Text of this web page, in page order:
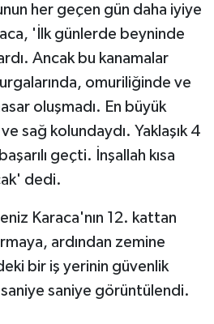
her geçen gün daha iyiye
'İlk günlerde beyninde
Ancak bu kanamalar
omuriliğinde ve
oluşmadı. En büyük
ve sağ kolundaydı. Yaklaşık 4
geçti. İnşallah kısa
dedi.
Karaca'nın 12. kattan
ardından zemine
bir iş yerinin güvenlik
saniye saniye görüntülendi.